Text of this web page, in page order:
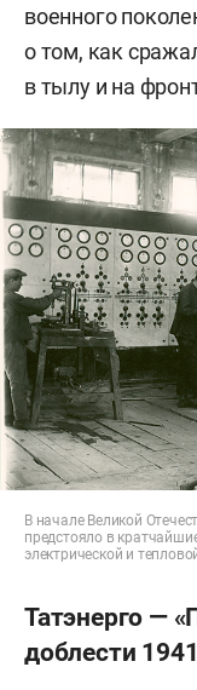
военного
о том, как
в тылу и на
В начале Великой
предстояло в
электрической и
Татэнерго —
доблести